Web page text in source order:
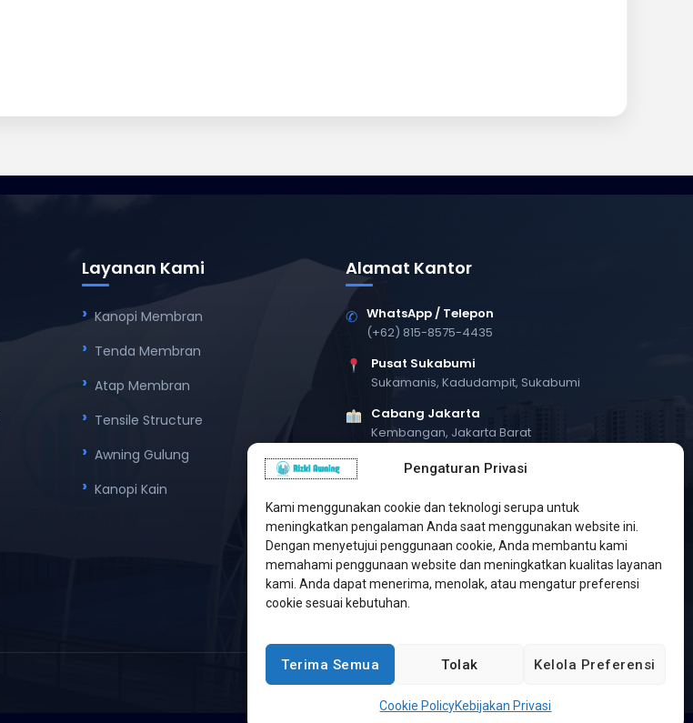
Pengaturan Privasi
Kami menggunakan cookie dan teknologi serupa untuk
meningkatkan pengalaman Anda saat menggunakan website ini.
Dengan menyetujui penggunaan cookie, Anda membantu kami
memahami penggunaan website dan meningkatkan kualitas layanan
kami. Anda dapat menerima, menolak, atau mengatur preferensi
cookie sesuai kebutuhan.
Terima Semua Tolak Kelola Preferensi
Cookie PolicyKebijakan Privasi
Layanan Kami
Kanopi Membran
Tenda Membran
Atap Membran
Tensile Structure
Awning Gulung
Kanopi Kain
Alamat Kantor
✆ WhatsApp / Telepon
(+62) 815-8575-4435
Pusat Sukabumi
Sukamanis, Kadudampit, Sukabumi
Cabang Jakarta
Kembangan, Jakarta Barat
Workshop Bintaro